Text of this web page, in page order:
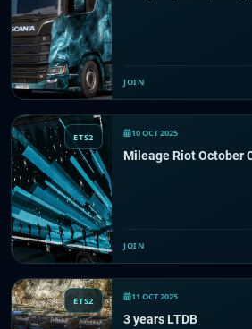
JOIN
ETS2 10 OCT 2025
Mileage Riot October
JOIN
ETS2 11 OCT 2025
3 years LTDB